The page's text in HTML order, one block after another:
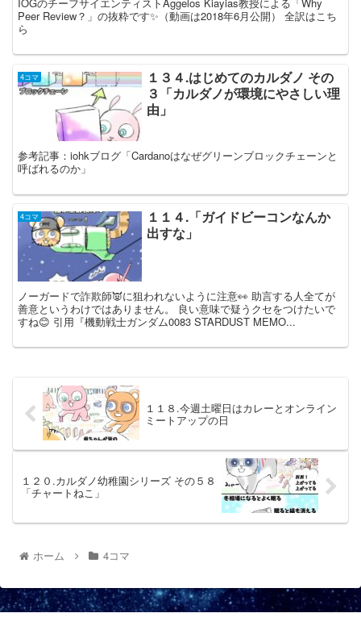
Peer Review？」の抜粋です✨（動画は2018年6月公開） 全訳はこち
ら
4コマ
１３４.はじめてのカルダノ その
３「カルダノが環境にやさしい理
由」
参考記事：iohkブログ「Cardanoはなぜグリーンブロックチェーンと
呼ばれるのか」
4コマ
１１４.「ガイドビーコンなんか
出すな」
ノーガードで詐欺師👿に狙われないように注意👀 助言する人全てが
善意というわけではありません。 良い意味で疑うクセをつけたいで
すね😊 引用『機動戦士ガンダム0083 STARDUST MEMO...
１１８.今週土曜日はカレーとオンライン
ミートアップの日
１２０.カルダノ幼稚園シリーズ その５８
「チャートねこ」
ホーム 4コマ